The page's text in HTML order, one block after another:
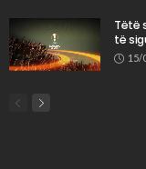
Tëtë
të
15/